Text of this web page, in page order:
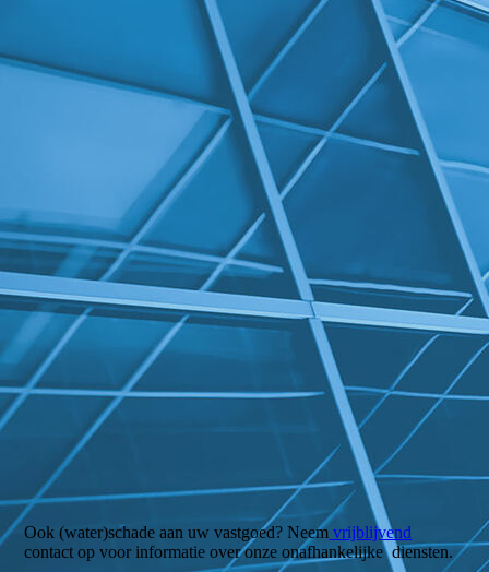
Aansluiting rechterzijde 2 bovenaanzicht
Ook (water)schade aan uw vastgoed? Neem vrijblijvend
contact op voor informatie over onze onafhankelijke diensten.